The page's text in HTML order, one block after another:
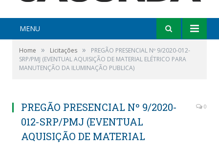
MENU
Home » Licitações »
PREGÃO PRESENCIAL Nº 9/2020-012-
SRP/PMJ (EVENTUAL AQUISIÇÃO DE MATERIAL ELÉTRICO PARA
MANUTENÇÃO DA ILUMINAÇÃO PUBLICA)
PREGÃO PRESENCIAL Nº 9/2020-
012-SRP/PMJ (EVENTUAL
AQUISIÇÃO DE MATERIAL
0